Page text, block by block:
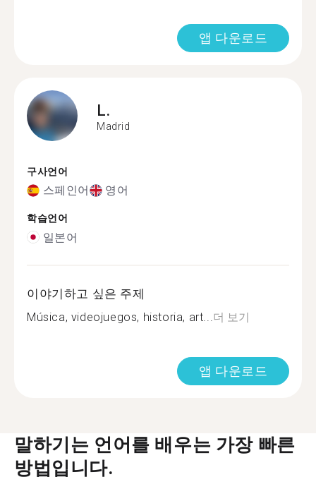
앱 다운로드
L.
Madrid
구사언어
스페인어 영어
학습언어
일본어
이야기하고 싶은 주제
Música, videojuegos, historia, art... 더 보기
앱 다운로드
말하기는 언어를 배우는 가장 빠른
방법입니다.